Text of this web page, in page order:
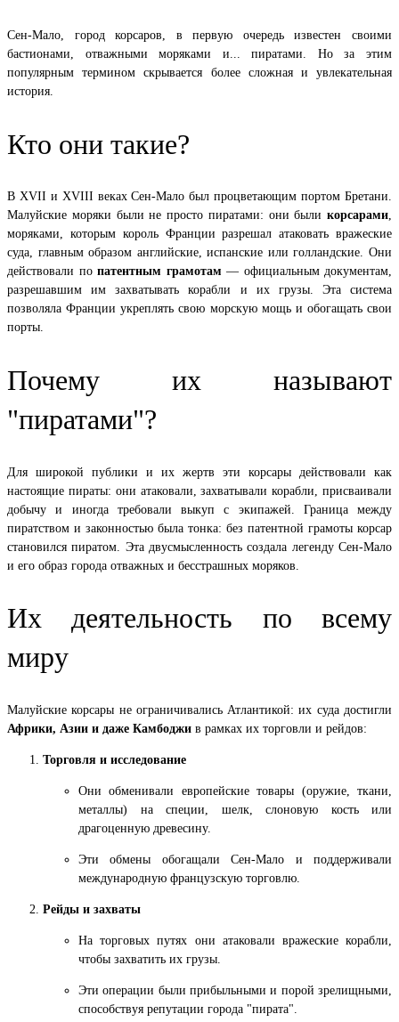
Сен-Мало, город корсаров, в первую очередь известен своими
бастионами, отважными моряками и... пиратами. Но за этим
популярным термином скрывается более сложная и увлекательная
история.
Кто они такие?
В XVII и XVIII веках Сен-Мало был процветающим портом Бретани.
Малуйские моряки были не просто пиратами: они были корсарами,
моряками, которым король Франции разрешал атаковать вражеские
суда, главным образом английские, испанские или голландские. Они
действовали по патентным грамотам — официальным документам,
разрешавшим им захватывать корабли и их грузы. Эта система
позволяла Франции укреплять свою морскую мощь и обогащать свои
порты.
Почему их называют
"пиратами"?
Для широкой публики и их жертв эти корсары действовали как
настоящие пираты: они атаковали, захватывали корабли, присваивали
добычу и иногда требовали выкуп с экипажей. Граница между
пиратством и законностью была тонка: без патентной грамоты корсар
становился пиратом. Эта двусмысленность создала легенду Сен-Мало
и его образ города отважных и бесстрашных моряков.
Их деятельность по всему
миру
Малуйские корсары не ограничивались Атлантикой: их суда достигли
Африки, Азии и даже Камбоджи в рамках их торговли и рейдов:
Торговля и исследование
Они обменивали европейские товары (оружие, ткани,
металлы) на специи, шелк, слоновую кость или
драгоценную древесину.
Эти обмены обогащали Сен-Мало и поддерживали
международную французскую торговлю.
Рейды и захваты
На торговых путях они атаковали вражеские корабли,
чтобы захватить их грузы.
Эти операции были прибыльными и порой зрелищными,
способствуя репутации города "пирата".